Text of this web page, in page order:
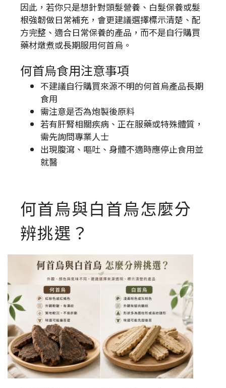
因此，若你只是想針對頭髮營養、白髮保養或髮
根強韌做日常補充，會更建議選擇標示清楚、配
方完整、適合日常保養的產品，而不是自行購買
藥材燉煮或長期服用何首烏。
何首烏食用注意事項
不建議自行購買來源不明的何首烏產品長期
食用
需注意是否為炮製後原料
若有肝腎相關疾病、正在服藥或特殊體質，
需先詢問專業人士
出現腹瀉、嘔吐、身體不適時應停止食用並
就醫
何首烏與白首烏怎麼分
辨挑選？